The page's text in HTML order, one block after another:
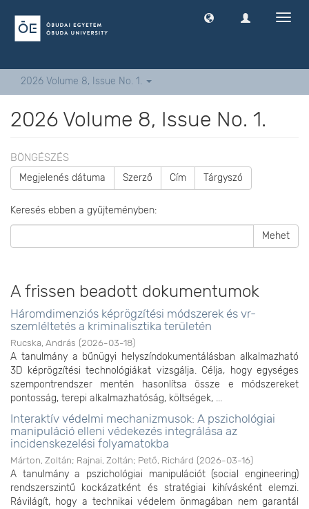
2026 Volume 8, Issue No. 1.
2026 Volume 8, Issue No. 1.
BÖNGÉSZÉS
Megjelenés dátuma Szerző Cím Tárgyszó
Keresés ebben a gyűjteményben:
Mehet
A frissen beadott dokumentumok
Háromdimenziós képrögzítési módszerek és vr-
szemléltetés a kriminalisztika területén
Rucska, András (2026-03-18)
A tanulmány a bűnügyi helyszíndokumentálásban alkalmazható
3D képrögzítési technológiákat vizsgálja. Célja, hogy egységes
szempontrendszer mentén hasonlítsa össze e módszereket
pontosság, terepi alkalmazhatóság, költségek, ...
Interaktív védelmi mechanizmusok: A pszichológiai
manipuláció elleni védekezés integrálása az
incidenskezelési folyamatokba
Márton, Zoltán; Rajnai, Zoltán; Pető, Richárd (2026-03-16)
A tanulmány a pszichológiai manipulációt (social engineering)
rendszerszintű kockázatként és stratégiai kihívásként elemzi.
Rávilágít, hogy a technikai védelem önmagában nem garantál